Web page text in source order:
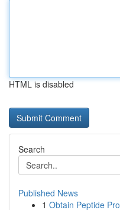
HTML is disabled
Search
Published News
1 Obtain Peptide